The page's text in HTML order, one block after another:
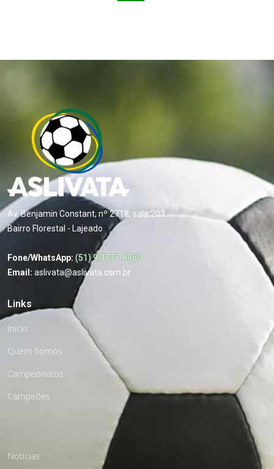
Av. Benjamin Constant, nº 2718, sala 203
Bairro Florestal - Lajeado
Fone/WhatsApp: (51) 9 9797-8950
Email: aslivata@aslivata.com.br
Links
Início
Quem Somos
Campeonatos
Campeões
Notícias